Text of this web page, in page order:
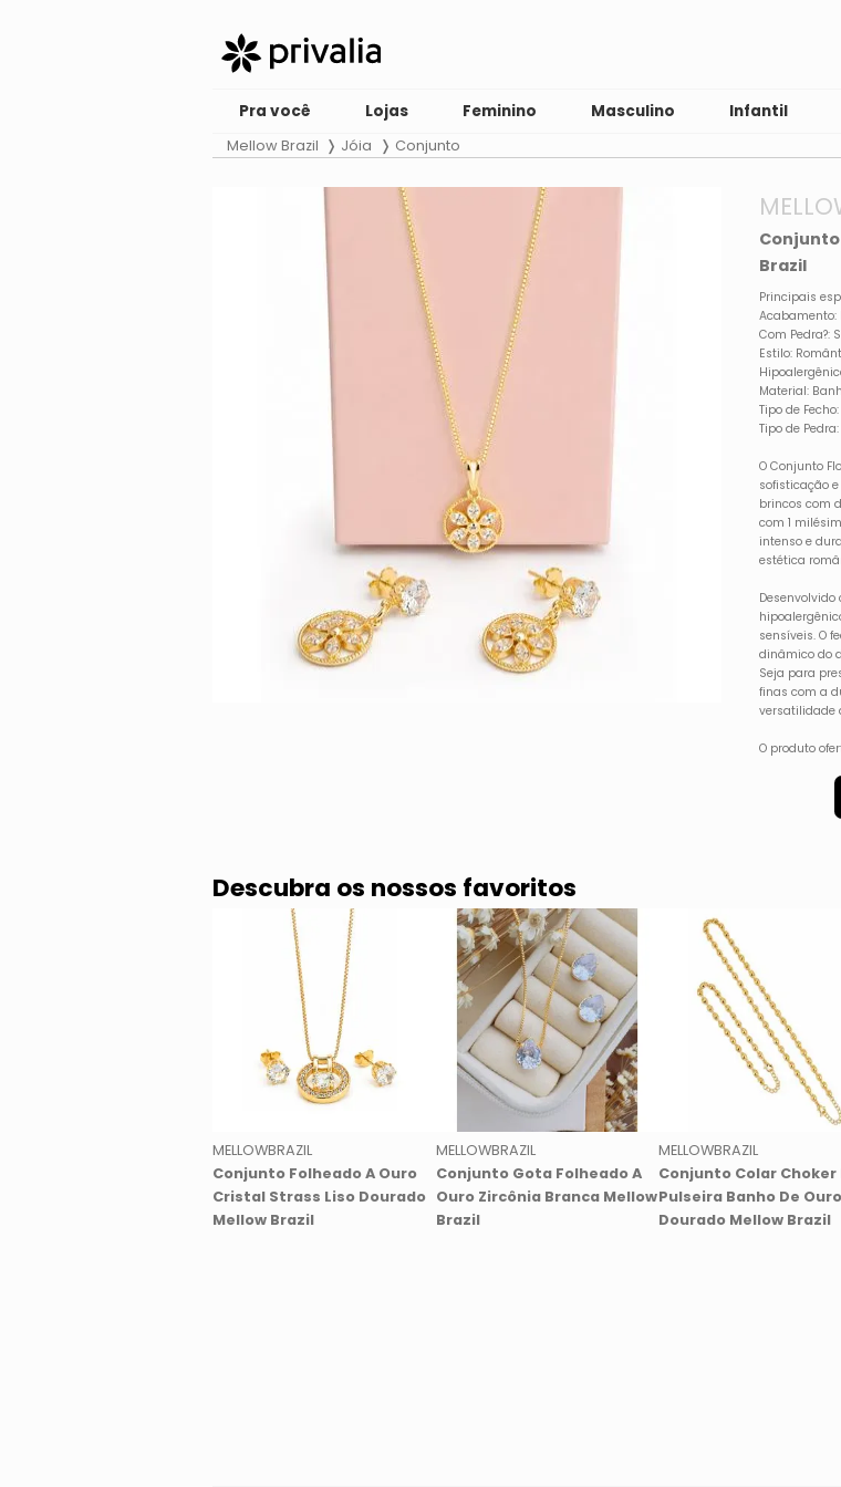
Pra você Lojas Feminino Masculino Infantil
Mellow Brazil Jóia Conjunto
Conjunto
Brazil
Principais
Acabamento:
Com Pedra?:
Estilo:
Material:
Tipo de
Tipo de
O Conjunto
sofisticação
brincos com
com 1
intenso e
estética
sensíveis. O
dinâmico do
Seja para
finas com a
versatilidade
O produto
Descubra os nossos favoritos
MELLOWBRAZIL
Conjunto Folheado A Ouro
Cristal Strass Liso Dourado
Mellow Brazil
MELLOWBRAZIL
Conjunto Gota Folheado A
Ouro Zircônia Branca Mellow
Brazil
MELLOWBRAZIL
Conjunto Colar Choker
Pulseira Banho De
Dourado Mellow Brazil